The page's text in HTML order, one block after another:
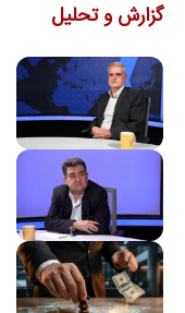
گزارش و تحلیل